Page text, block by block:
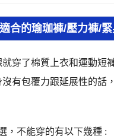
合的瑜珈褲/壓力褲/
穿了棉質上衣和運動短
有包覆力跟延展性的話
，不能穿的有以下幾種 :